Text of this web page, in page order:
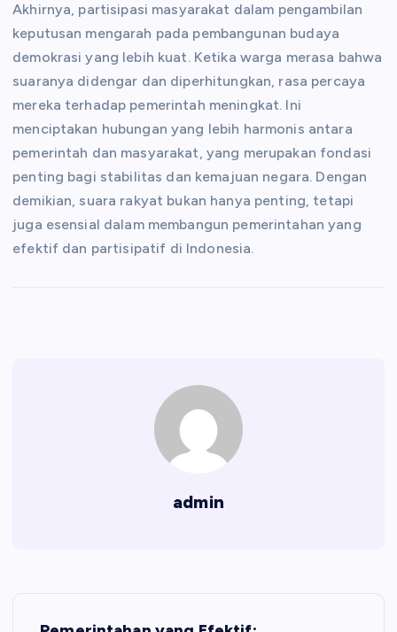
Akhirnya, partisipasi masyarakat dalam pengambilan
keputusan mengarah pada pembangunan budaya
demokrasi yang lebih kuat. Ketika warga merasa bahwa
suaranya didengar dan diperhitungkan, rasa percaya
mereka terhadap pemerintah meningkat. Ini
menciptakan hubungan yang lebih harmonis antara
pemerintah dan masyarakat, yang merupakan fondasi
penting bagi stabilitas dan kemajuan negara. Dengan
demikian, suara rakyat bukan hanya penting, tetapi
juga esensial dalam membangun pemerintahan yang
efektif dan partisipatif di Indonesia.
admin